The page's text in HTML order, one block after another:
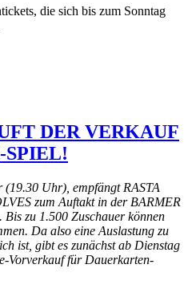
die sich bis zum Sonntag
DER VERKAUF
SPIEL!
(19.30 Uhr), empfängt RASTA
zum Auftakt in der BARMER
zu 1.500 Zuschauer können
Da also eine Auslastung zu
ist, gibt es zunächst ab Dienstag
Vorverkauf für Dauerkarten-